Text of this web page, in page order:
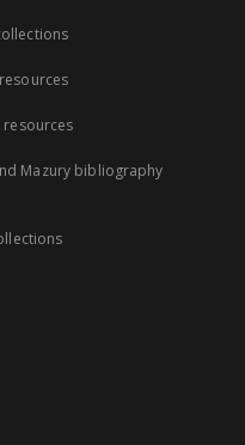
resources
Mazury bibliography